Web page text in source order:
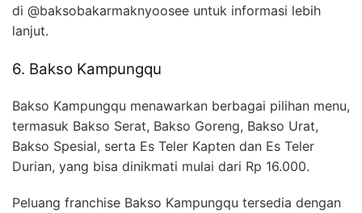
di @baksobakarmaknyoosee untuk informasi lebih
lanjut.
6. Bakso Kampungqu
Bakso Kampungqu menawarkan berbagai pilihan menu,
termasuk Bakso Serat, Bakso Goreng, Bakso Urat,
Bakso Spesial, serta Es Teler Kapten dan Es Teler
Durian, yang bisa dinikmati mulai dari Rp 16.000.
Peluang franchise Bakso Kampungqu tersedia dengan